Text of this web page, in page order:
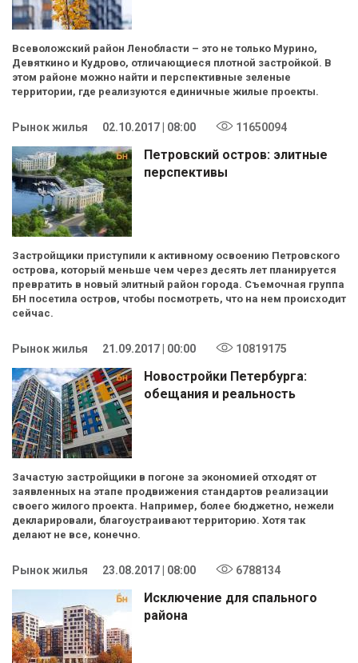
Всеволожский район Ленобласти – это не только Мурино,
Девяткино и Кудрово, отличающиеся плотной застройкой. В
этом районе можно найти и перспективные зеленые
территории, где реализуются единичные жилые проекты.
Рынок жилья 02.10.2017 | 08:00 11650094
Петровский остров: элитные
перспективы
Застройщики приступили к активному освоению Петровского
острова, который меньше чем через десять лет планируется
превратить в новый элитный район города. Съемочная группа
БН посетила остров, чтобы посмотреть, что на нем происходит
сейчас.
Рынок жилья 21.09.2017 | 00:00 10819175
Новостройки Петербурга:
обещания и реальность
Зачастую застройщики в погоне за экономией отходят от
заявленных на этапе продвижения стандартов реализации
своего жилого проекта. Например, более бюджетно, нежели
декларировали, благоустраивают территорию. Хотя так
делают не все, конечно.
Рынок жилья 23.08.2017 | 08:00 6788134
Исключение для спального
района